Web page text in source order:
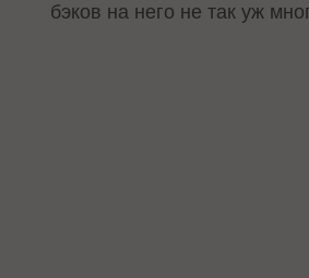
бэков на него не так уж